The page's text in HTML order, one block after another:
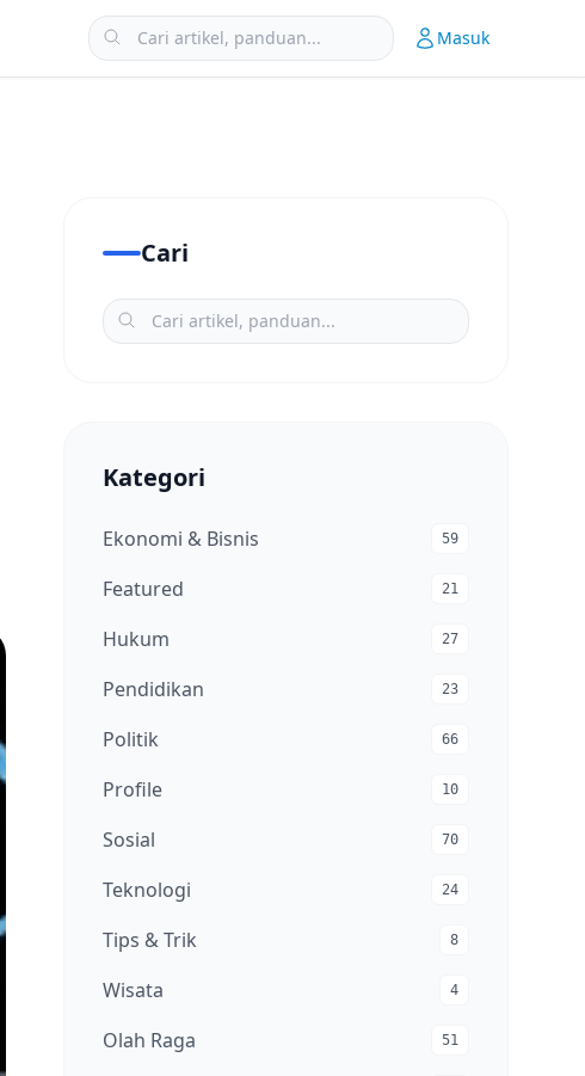
Masuk
Cari
Kategori
Ekonomi & Bisnis 59
Featured 21
Hukum 27
Pendidikan 23
Politik 66
Profile 10
Sosial 70
Teknologi 24
Tips & Trik 8
Wisata 4
Olah Raga 51